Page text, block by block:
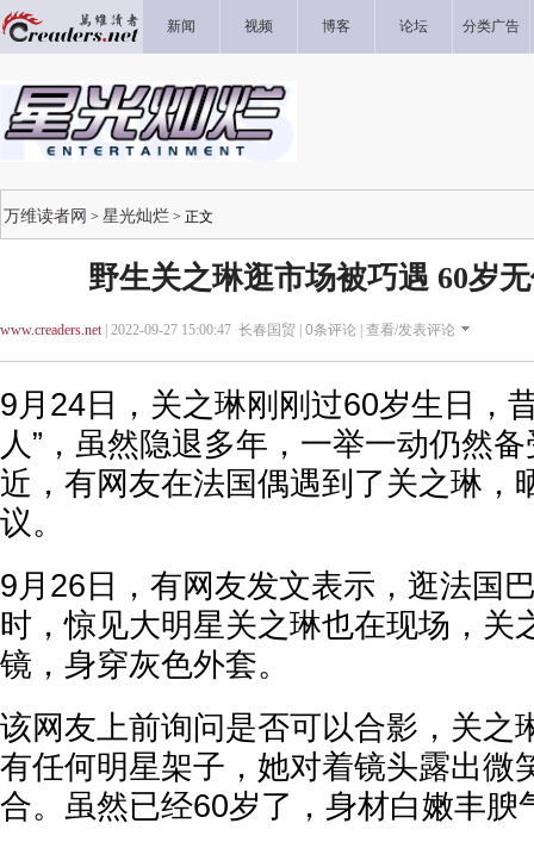
新闻 视频 博客 论坛 分类广告
万维读者网 > 星光灿烂 > 正文
野生关之琳逛市场被巧遇 60岁
www.creaders.net| 2022-09-27 15:00:47 长春国贸 | 0条评论 | 查看/发表评论
9月24日，关之琳刚刚过60岁生日，
人”，虽然隐退多年，一举一动仍然
近，有网友在法国偶遇到了关之琳，
议。
9月26日，有网友发文表示，逛法国
时，惊见大明星关之琳也在现场，关
镜，身穿灰色外套。
该网友上前询问是否可以合影，关之
有任何明星架子，她对着镜头露出微
合。虽然已经60岁了，身材白嫩丰腴